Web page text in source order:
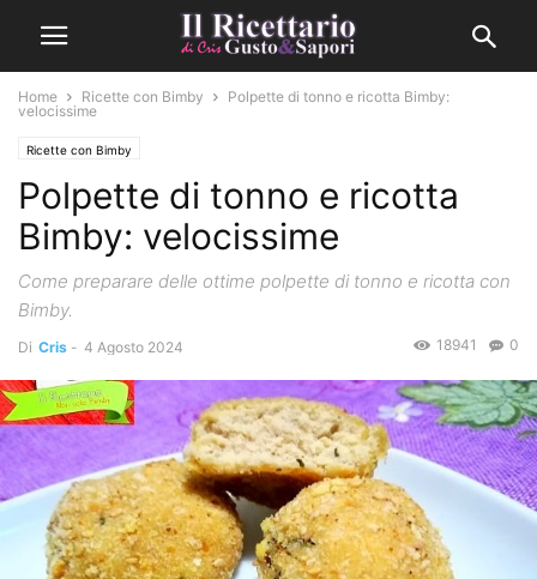
Home Ricette con Bimby
Polpette di tonno e ricotta Bimby:
velocissime
Ricette con Bimby
Polpette di tonno e ricotta
Bimby: velocissime
Come preparare delle ottime polpette di tonno e ricotta con
Bimby.
Di Cris - 4 Agosto 2024 0
18941